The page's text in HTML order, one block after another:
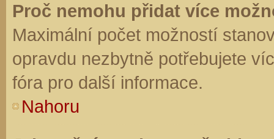
Proč nemohu přidat více
Maximální počet možností
opravdu nezbytně potřebujete
fóra pro další informace.
Nahoru